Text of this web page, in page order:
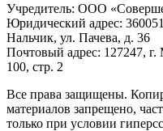
Учредитель: ООО
Юридический адрес:
Нальчик, ул. Пачева, д. 36
Почтовый адрес: 127247,
100, стр. 2
Все права защищены.
материалов запрещено,
только при условии